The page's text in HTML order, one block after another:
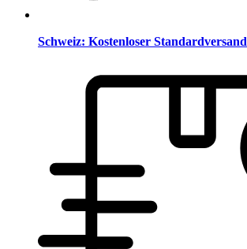
Schweiz: Kostenloser Standardversand